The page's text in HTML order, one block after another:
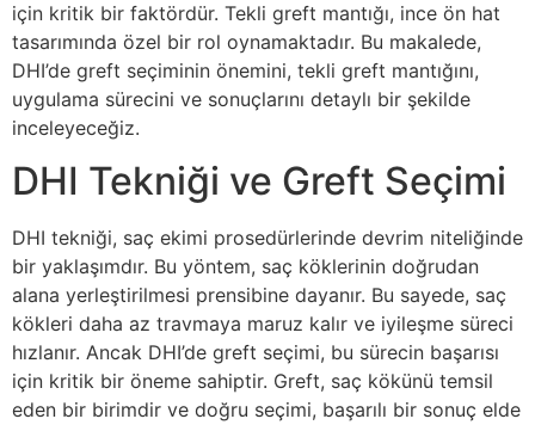
için kritik bir faktördür. Tekli greft mantığı, ince ön hat
tasarımında özel bir rol oynamaktadır. Bu makalede,
DHI’de greft seçiminin önemini, tekli greft mantığını,
uygulama sürecini ve sonuçlarını detaylı bir şekilde
inceleyeceğiz.
DHI Tekniği ve Greft Seçimi
DHI tekniği, saç ekimi prosedürlerinde devrim niteliğinde
bir yaklaşımdır. Bu yöntem, saç köklerinin doğrudan
alana yerleştirilmesi prensibine dayanır. Bu sayede, saç
kökleri daha az travmaya maruz kalır ve iyileşme süreci
hızlanır. Ancak DHI’de greft seçimi, bu sürecin başarısı
için kritik bir öneme sahiptir. Greft, saç kökünü temsil
eden bir birimdir ve doğru seçimi, başarılı bir sonuç elde